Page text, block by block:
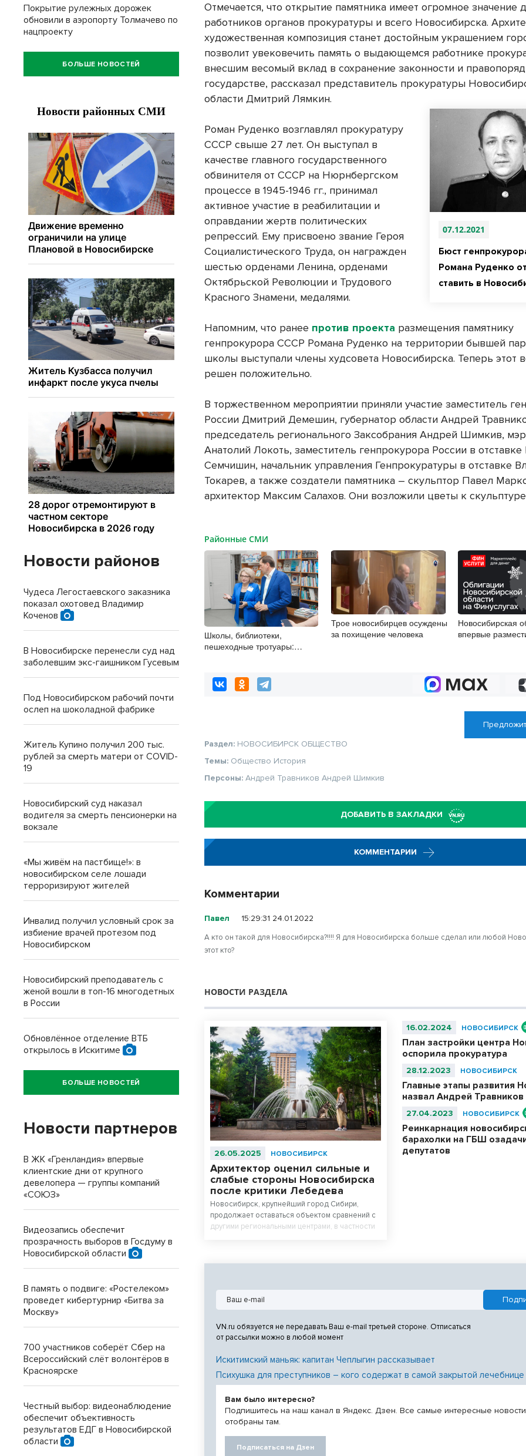
Отмечается, что открытие памятника имеет огромное значение
работников органов прокуратуры и всего Новосибирска.
художественная композиция станет достойным украшением
позволит увековечить память о выдающемся работнике
внесшим весомый вклад в сохранение законности и
государстве, рассказал представитель прокуратуры
области Дмитрий Лямкин.
07.12.2021
Бюст
Романа Руденко
ставить в
Роман Руденко возглавлял прокуратуру
СССР свыше 27 лет. Он выступал в
качестве главного государственного
обвинителя от СССР на Нюрнбергском
процессе в 1945-1946 гг., принимал
активное участие в реабилитации и
оправдании жертв политических
репрессий. Ему присвоено звание Героя
Социалистического Труда, он награжден
шестью орденами Ленина, орденами
Октябрьской Революции и Трудового
Красного Знамени, медалями.
Напомним, что ранее против проекта размещения памятнику
генпрокурора СССР Романа Руденко на территории бывшей
школы выступали члены худсовета Новосибирска. Теперь этот
решен положительно.
В торжественном мероприятии приняли участие заместитель
России Дмитрий Демешин, губернатор области Андрей
председатель регионального Заксобрания Андрей Шимкив,
Анатолий Локоть, заместитель генпрокурора России в
Семчишин, начальник управления Генпрокуратуры в отставке
Токарев, а также создатели памятника – скульптор Павел
архитектор Максим Салахов. Они возложили цветы к
Районные СМИ
Школы, библиотеки,
пешеходные тротуары:
на социальных объектах
Трое новосибирцев осуждены
за похищение человека
Новосибирская
впервые
Раздел: НОВОСИБИРСК ОБЩЕСТВО
Темы: Общество История
Персоны:Андрей Травников Андрей Шимкив
ДОБАВИТЬ В ЗАКЛАДКИ
КОММЕНТАРИИ
Комментарии
Павел 15:29:31 24.01.2022
А кто он такой для Новосибирска?!!!! Я для Новосибирска больше сделал или любой
этот кто?
НОВОСТИ РАЗДЕЛА
26.05.2025 НОВОСИБИРСК
Архитектор оценил сильные и
слабые стороны Новосибирска
после критики Лебедева
Новосибирск, крупнейший город Сибири,
продолжает оставаться объектом сравнений с
другими региональными центрами, в частности
16.02.2024 НОВОСИБИРСК
План застройки центра
оспорила прокуратура
28.12.2023 НОВОСИБИРСК
Главные этапы развития
назвал Андрей Травников
27.04.2023 НОВОСИБИРСК
Реинкарнация
барахолки на ГБШ
депутатов
VN.ru обязуется не передавать Ваш e-mail третьей стороне. Отписаться
от рассылки можно в любой момент
Искитимский маньяк: капитан Чеплыгин рассказывает
Психушка для преступников – кого содержат в самой закрытой
Вам было интересно?
Подпишитесь на наш канал в Яндекс. Дзен. Все самые интересные новости
отобраны там.
Подписаться на Дзен
Покрытие рулежных дорожек
обновили в аэропорту Толмачево по
нацпроекту
БОЛЬШЕ НОВОСТЕЙ
Новости районов
Чудеса Легостаевского заказника
показал охотовед Владимир
Коченов
В Новосибирске перенесли суд над
заболевшим экс-гаишником Гусевым
Под Новосибирском рабочий почти
ослеп на шоколадной фабрике
Житель Купино получил 200 тыс.
рублей за смерть матери от COVID-
19
Новосибирский суд наказал
водителя за смерть пенсионерки на
вокзале
«Мы живём на пастбище!»: в
новосибирском селе лошади
терроризируют жителей
Инвалид получил условный срок за
избиение врачей протезом под
Новосибирском
Новосибирский преподаватель с
женой вошли в топ-16 многодетных
в России
Обновлённое отделение ВТБ
открылось в Искитиме
БОЛЬШЕ НОВОСТЕЙ
Новости партнеров
В ЖК «Гренландия» впервые
клиентские дни от крупного
девелопера — группы компаний
«СОЮЗ»
Видеозапись обеспечит
прозрачность выборов в Госдуму в
Новосибирской области
В память о подвиге: «Ростелеком»
проведет кибертурнир «Битва за
Москву»
700 участников соберёт Сбер на
Всероссийский слёт волонтёров в
Красноярске
Честный выбор: видеонаблюдение
обеспечит объективность
результатов ЕДГ в Новосибирской
области